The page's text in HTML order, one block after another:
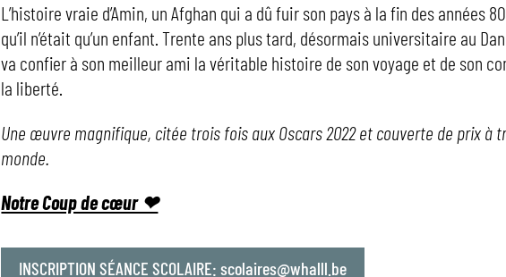
L’histoire vraie d’Amin, un Afghan qui a dû fuir son pays à la fin des années
qu’il n’était qu’un enfant. Trente ans plus tard, désormais universitaire au
va confier à son meilleur ami la véritable histoire de son voyage et de son
la liberté.
Une œuvre magnifique, citée trois fois aux Oscars 2022 et couverte de prix à
monde.
Notre Coup de cœur ❤
INSCRIPTION SÉANCE SCOLAIRE: scolaires@whalll.be